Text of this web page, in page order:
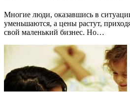
Многие люди, оказавшись в
уменьшаются, а цены растут,
свой маленький бизнес. Но…